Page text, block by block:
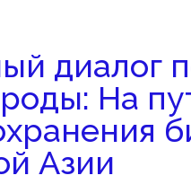
диалог
На
Азии